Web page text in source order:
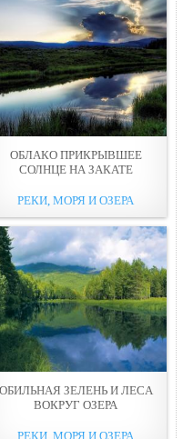
ОБЛАКО ПРИКРЫВШЕЕ
СОЛНЦЕ НА ЗАКАТЕ
РЕКИ, МОРЯ И ОЗЕРА
ОБИЛЬНАЯ ЗЕЛЕНЬ И ЛЕСA
ВОКРУГ ОЗEРА
РЕКИ, МОРЯ И ОЗЕРА